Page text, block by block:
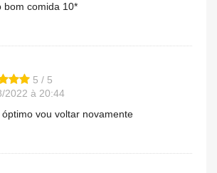
bom comida 10*
5 / 5
2022 à 20:44
óptimo vou voltar novamente